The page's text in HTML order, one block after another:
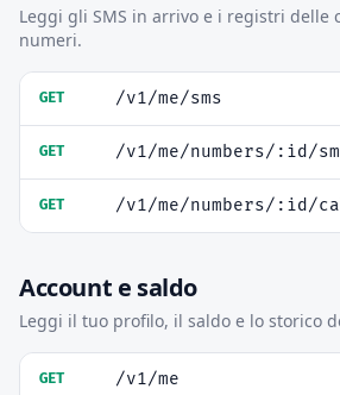
Leggi gli SMS in arrivo e i registri delle
numeri.
GET /v1/me/sms
GET /v1/me/numbers/:id/
GET /v1/me/numbers/:id/
Account e saldo
Leggi il tuo profilo, il saldo e lo storico
GET /v1/me